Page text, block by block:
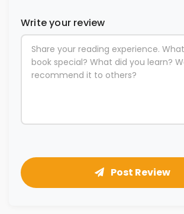
Write your review
Post Review